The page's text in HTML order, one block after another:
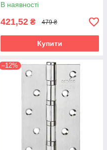
В наявності
421,52 ₴ 479 ₴
Купити
–12%